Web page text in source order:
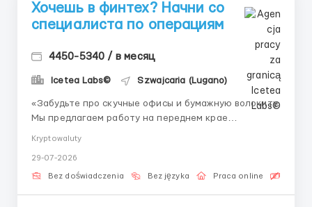
Хочешь в финтех? Начни со
специалиста по операциям
4450-5340 / в месяц
Icetea Labs© Szwajcaria (Lugano)
«Забудьте про скучные офисы и бумажную волокиту.
Мы предлагаем работу на переднем крае
работу финтех-сервисов. Компании ценят
специалистов, способных точно и быстро выполнять
Kryptowaluty
29-07-2026
Bez doświadczenia Bez języka Praca online